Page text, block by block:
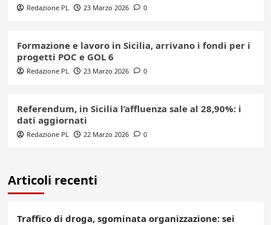
Redazione PL 23 Marzo 2026 0
Formazione e lavoro in Sicilia, arrivano i fondi per i
progetti POC e GOL 6
Redazione PL 23 Marzo 2026 0
Referendum, in Sicilia l’affluenza sale al 28,90%: i
dati aggiornati
Redazione PL 22 Marzo 2026 0
Articoli recenti
Traffico di droga, sgominata organizzazione: sei